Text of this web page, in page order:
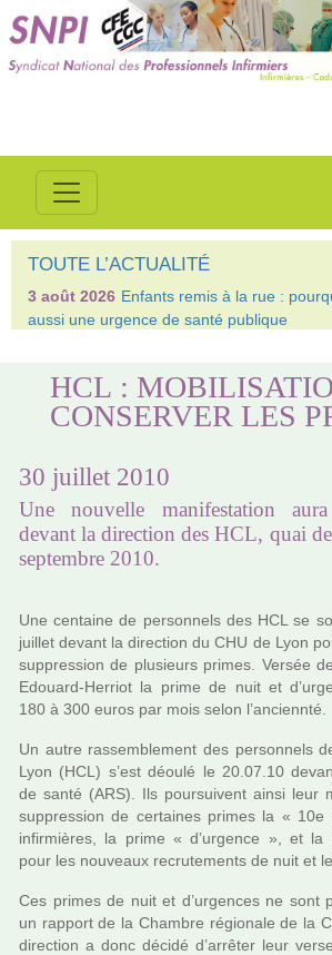
TOUTE L’ACTUALITÉ
3 août 2026 Enfants remis à la rue :
aussi une urgence de santé publique
HCL :
CONSERVER LES
30 juillet 2010
Une nouvelle manifestation
devant la direction des HCL, quai
septembre 2010.
Une cen­taine de per­son­nels des HCL se
juillet devant la direc­tion du CHU de Lyon
sup­pres­sion de plu­sieurs primes. Versée
Edouard-Herriot la prime de nuit et
180 à 300 euros par mois selon l’anciennté.
Un autre ras­sem­ble­ment des per­son­nels
Lyon (HCL) s’est déoulé le 20.07.10
de santé (ARS). Ils pour­sui­vent ainsi leur
sup­pres­sion de cer­tai­nes primes la «
infir­miè­res, la prime « d’urgence », et la
pour les nou­veaux recru­te­ments de nuit et
Ces primes de nuit et d’urgen­ces ne sont
un rap­port de la Chambre régio­nale de la
direc­tion a donc décidé d’arrê­ter leur